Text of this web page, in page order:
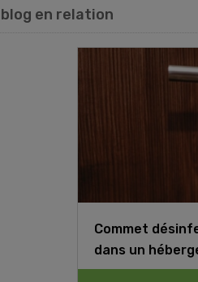
en relation
Commet
dans un